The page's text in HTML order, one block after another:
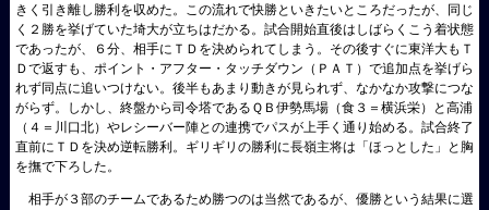
きく引き離し勝利を収めた。この流れで快勝といきたいところだったが、同じ
く２勝を挙げていた埼大が立ちはだかる。試合開始直後はしばらくこう着状態
であったが、６分、相手にＴＤを決められてしまう。その後すぐに東洋大もＴ
Ｄで返すも、ポイント・アフター・タッチダウン（ＰＡＴ）で追加点を挙げら
れず同点に追いつけない。後半もあまり動きが見られず、なかなか攻撃につな
がらず。しかし、終盤から司令塔であるＱＢ伊勢馬場（食３＝横浜栄）と高浦
（４＝川口北）やレシーバー陣との連携でパスが上手く通り始める。試合終了
直前にＴＤを決め逆転勝利。ギリギリの勝利に長嶺主将は「ほっとした」と胸
を撫で下ろした。
相手が３部のチームであるため勝つのは当然であるが、優勝という結果に選